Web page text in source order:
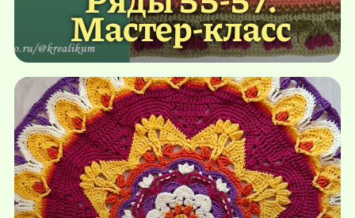
Мастер-класс